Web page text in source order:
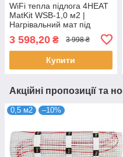
WiFi тепла підлога 4HEAT
MatKit WSB-1,0 м2 |
Нагрівальний мат під
регулятор
3 598,20 ₴ 3 998 ₴
Купити
Акційні пропозиції та
0,5 м2 –10%